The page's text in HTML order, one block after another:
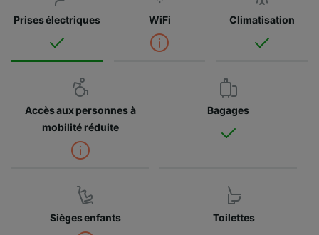
Prises électriques WiFi Climatisation
Accès aux personnes à
mobilité réduite
Bagages
Sièges enfants Toilettes